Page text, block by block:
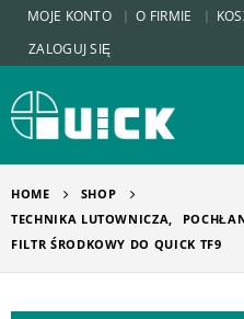
MOJE KONTO O FIRMIE
ZALOGUJ SIĘ
HOME
SHOP
TECHNIKA LUTOWNICZA,
FILTR ŚRODKOWY DO QUICK TF9